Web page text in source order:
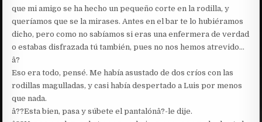
que mi amigo se ha hecho un pequeño corte en la rodilla, y
queríamos que se la mirases. Antes en el bar te lo hubiéramos
dicho, pero como no sabíamos si eras una enfermera de verdad
o estabas disfrazada tú también, pues no nos hemos atrevido…
â?
Eso era todo, pensé. Me había asustado de dos críos con las
rodillas magulladas, y casi había despertado a Luis por menos
que nada.
â??Esta bien, pasa y súbete el pantalónâ?-le dije.